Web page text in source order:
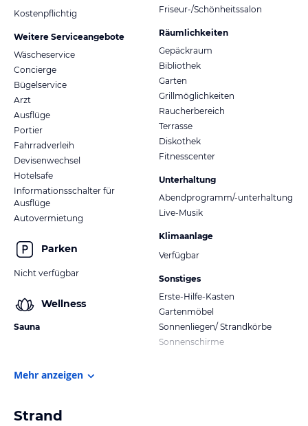
Kostenpflichtig
Weitere Serviceangebote
Wäscheservice
Concierge
Bügelservice
Arzt
Ausflüge
Portier
Fahrradverleih
Devisenwechsel
Hotelsafe
Informationsschalter für
Ausflüge
Autovermietung
Parken
Nicht verfügbar
Wellness
Sauna
Friseur-/Schönheitssalon
Räumlichkeiten
Gepäckraum
Bibliothek
Garten
Grillmöglichkeiten
Raucherbereich
Terrasse
Diskothek
Fitnesscenter
Unterhaltung
Abendprogramm/-unterhaltung
Live-Musik
Klimaanlage
Verfügbar
Sonstiges
Erste-Hilfe-Kasten
Gartenmöbel
Sonnenliegen/ Strandkörbe
Sonnenschirme
Mehr anzeigen
Strand